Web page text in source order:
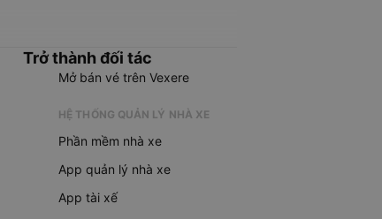
Trở thành đối tác
Mở bán vé trên Vexere
HỆ THỐNG QUẢN LÝ NHÀ XE
Phần mềm nhà xe
App quản lý nhà xe
App tài xế